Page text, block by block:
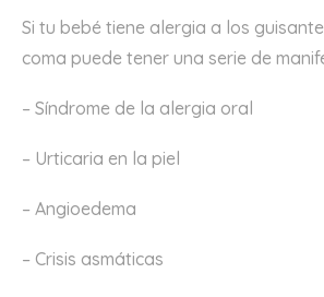
Si tu bebé tiene alergia a los
coma puede tener una serie de
– Síndrome de la alergia oral
– Urticaria en la piel
– Angioedema
– Crisis asmáticas